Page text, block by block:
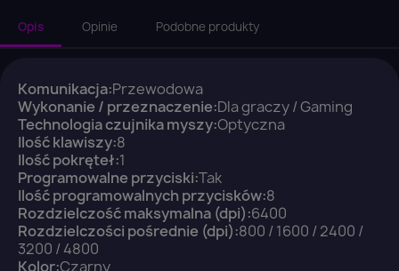
Opis Opinie Podobne produkty
Komunikacja:Przewodowa
Wykonanie / przeznaczenie:Dla graczy / Gaming
Technologia czujnika myszy:Optyczna
Ilość klawiszy:8
Ilość pokręteł:1
Programowalne przyciski:Tak
Ilość programowalnych przycisków:8
Rozdzielczość maksymalna (dpi):6400
Rozdzielczości pośrednie (dpi):800 / 1600 / 2400 /
3200 / 4800
Kolor:Czarny